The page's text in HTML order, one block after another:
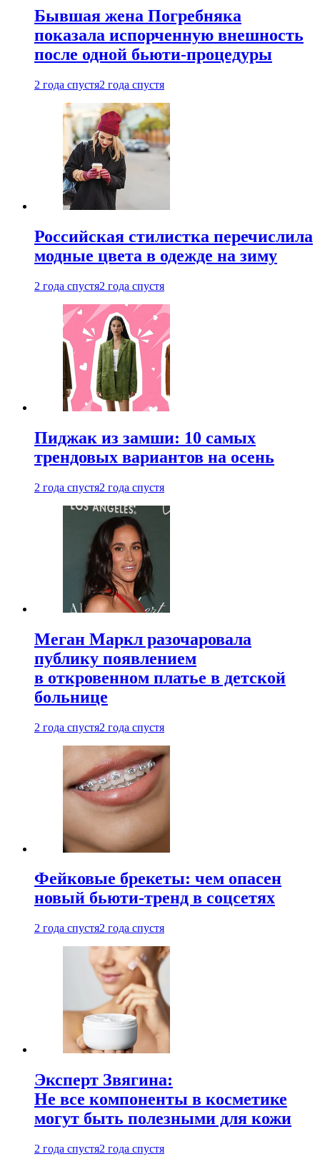
Бывшая жена Погребняка
показала испорченную внешность
после одной бьюти-процедуры
2 года спустя2 года спустя
Российская стилистка перечислила
модные цвета в одежде на зиму
2 года спустя2 года спустя
Пиджак из замши: 10 самых
трендовых вариантов на осень
2 года спустя2 года спустя
Меган Маркл разочаровала
публику появлением
в откровенном платье в детской
больнице
2 года спустя2 года спустя
Фейковые брекеты: чем опасен
новый бьюти-тренд в соцсетях
2 года спустя2 года спустя
Эксперт Звягина:
Не все компоненты в косметике
могут быть полезными для кожи
2 года спустя2 года спустя